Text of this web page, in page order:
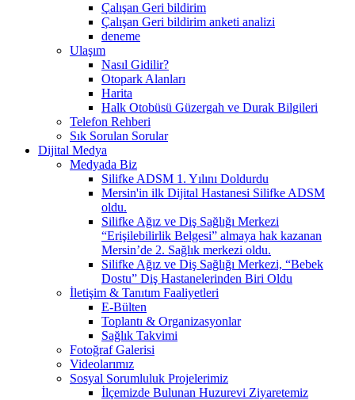
Çalışan Geri bildirim
Çalışan Geri bildirim anketi analizi
deneme
Ulaşım
Nasıl Gidilir?
Otopark Alanları
Harita
Halk Otobüsü Güzergah ve Durak Bilgileri
Telefon Rehberi
Sık Sorulan Sorular
Dijital Medya
Medyada Biz
Silifke ADSM 1. Yılını Doldurdu
Mersin'in ilk Dijital Hastanesi Silifke ADSM
oldu.
Silifke Ağız ve Diş Sağlığı Merkezi
“Erişilebilirlik Belgesi” almaya hak kazanan
Mersin’de 2. Sağlık merkezi oldu.
Silifke Ağız ve Diş Sağlığı Merkezi, “Bebek
Dostu” Diş Hastanelerinden Biri Oldu
İletişim & Tanıtım Faaliyetleri
E-Bülten
Toplantı & Organizasyonlar
Sağlık Takvimi
Fotoğraf Galerisi
Videolarımız
Sosyal Sorumluluk Projelerimiz
İlçemizde Bulunan Huzurevi Ziyaretemiz